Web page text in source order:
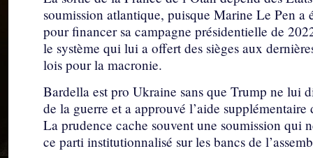
soumission atlantique, puisque Marine Le Pen a
pour financer sa campagne présidentielle de
le système qui lui a offert des sièges aux
lois pour la macronie.
Bardella est pro Ukraine sans que Trump ne lui
de la guerre et a approuvé l’aide
La prudence cache souvent une soumission qui
ce parti institutionnalisé sur les bancs de